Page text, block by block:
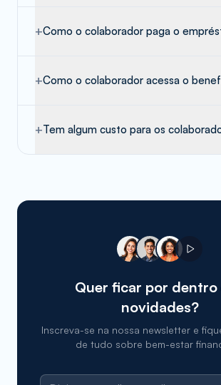
+Como o colaborador paga o
+Como o colaborador acessa o
+Tem algum custo para os
Quer ficar por dentro
novidades?
Inscreva-se na nossa newsletter e
de tudo sobre bem-estar